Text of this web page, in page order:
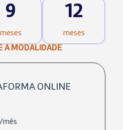
9
meses
12
meses
A MODALIDADE
ONLINE
/mês